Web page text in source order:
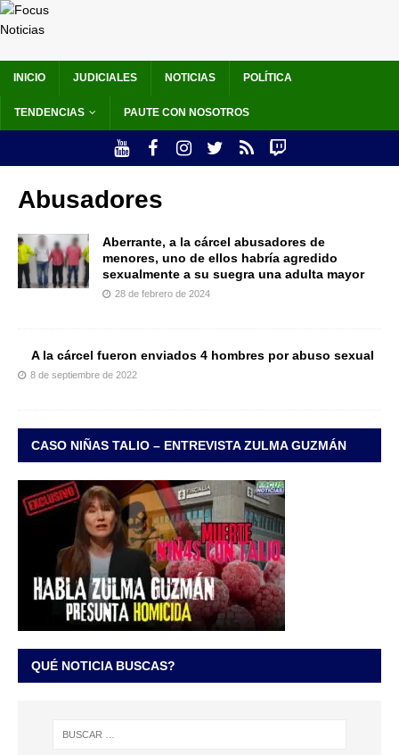
INICIO JUDICIALES NOTICIAS POLÍTICA
TENDENCIAS PAUTE CON NOSOTROS
Abusadores
Aberrante, a la cárcel abusadores de
menores, uno de ellos habría agredido
sexualmente a su suegra una adulta mayor
28 de febrero de 2024
A la cárcel fueron enviados 4 hombres por abuso sexual
8 de septiembre de 2022
CASO NIÑAS TALIO – ENTREVISTA ZULMA GUZMÁN
QUÉ NOTICIA BUSCAS?